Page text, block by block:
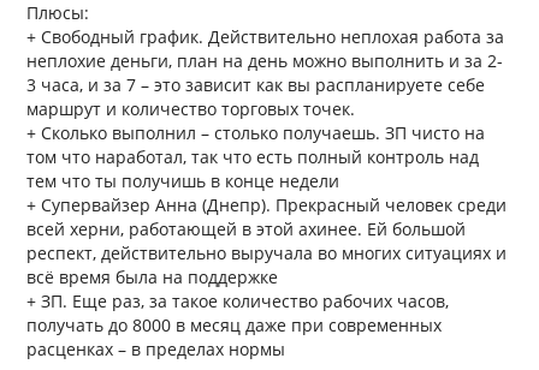
Плюсы:
+ Свободный график. Действительно неплохая работа за
неплохие деньги, план на день можно выполнить и за 2-
3 часа, и за 7 – это зависит как вы распланируете себе
маршрут и количество торговых точек.
+ Сколько выполнил – столько получаешь. ЗП чисто на
том что наработал, так что есть полный контроль над
тем что ты получишь в конце недели
+ Супервайзер Анна (Днепр). Прекрасный человек среди
всей херни, работающей в этой ахинее. Ей большой
респект, действительно выручала во многих ситуациях и
всё время была на поддержке
+ ЗП. Еще раз, за такое количество рабочих часов,
получать до 8000 в месяц даже при современных
расценках – в пределах нормы